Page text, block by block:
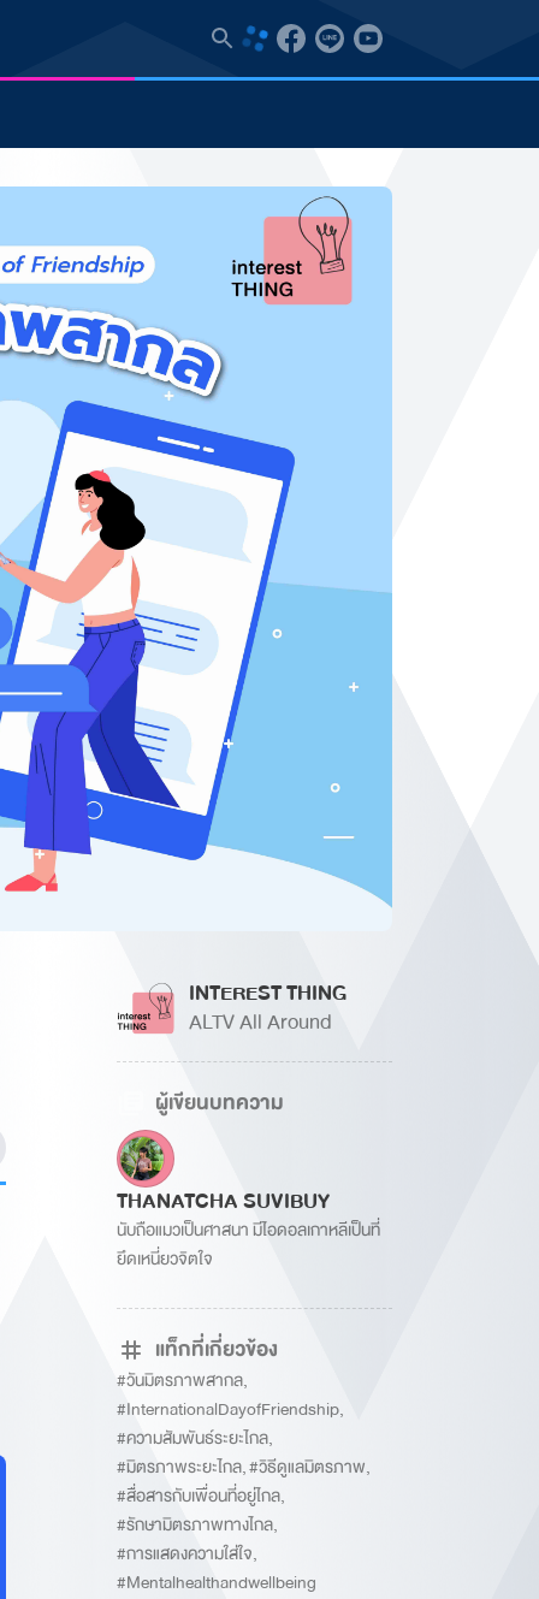
INTEREST THING
ALTV All Around
ผู้เขียนบทความ
THANATCHA SUVIBUY
นับถือแมวเป็นศาสนา มีไอดอลเกาหลีเป็นที่
ยึดเหนี่ยวจิตใจ
แท็กที่เกี่ยวข้อง
#วันมิตรภาพสากล,
#InternationalDayofFriendship,
#ความสัมพันธ์ระยะไกล,
#มิตรภาพระยะไกล,#วิธีดูแลมิตรภาพ,
#สื่อสารกับเพื่อนที่อยู่ไกล,
#รักษามิตรภาพทางไกล,
#การแสดงความใส่ใจ,
#Mentalhealthandwellbeing